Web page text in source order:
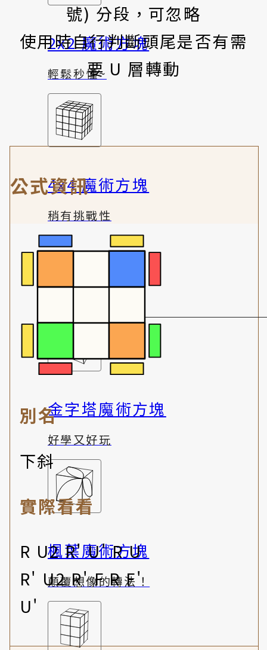
2x2 魔術方塊
輕鬆秒懂~
4x4 魔術方塊
稍有挑戰性
金字塔魔術方塊
好學又好玩
楓葉魔術方塊
顛覆想像的轉法！
號) 分段，可忽略
使用時自行判斷頭尾是否有需
要 U 層轉動
公式資訊
別名
下斜
實際看看
R U2 R' U' R U
R' U2 R' F R F'
U'